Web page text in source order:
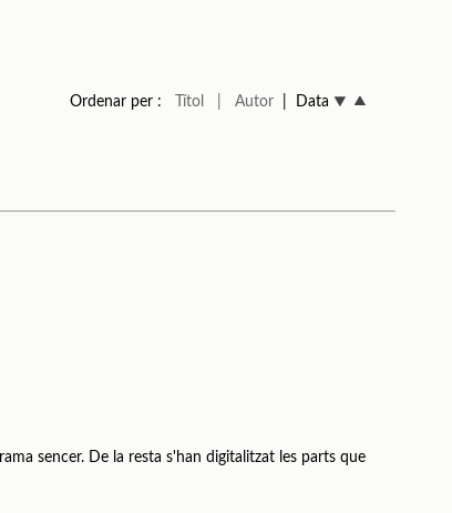
Ordenar per : Títol | Autor| Data
sencer. De la resta s'han digitalitzat les parts que